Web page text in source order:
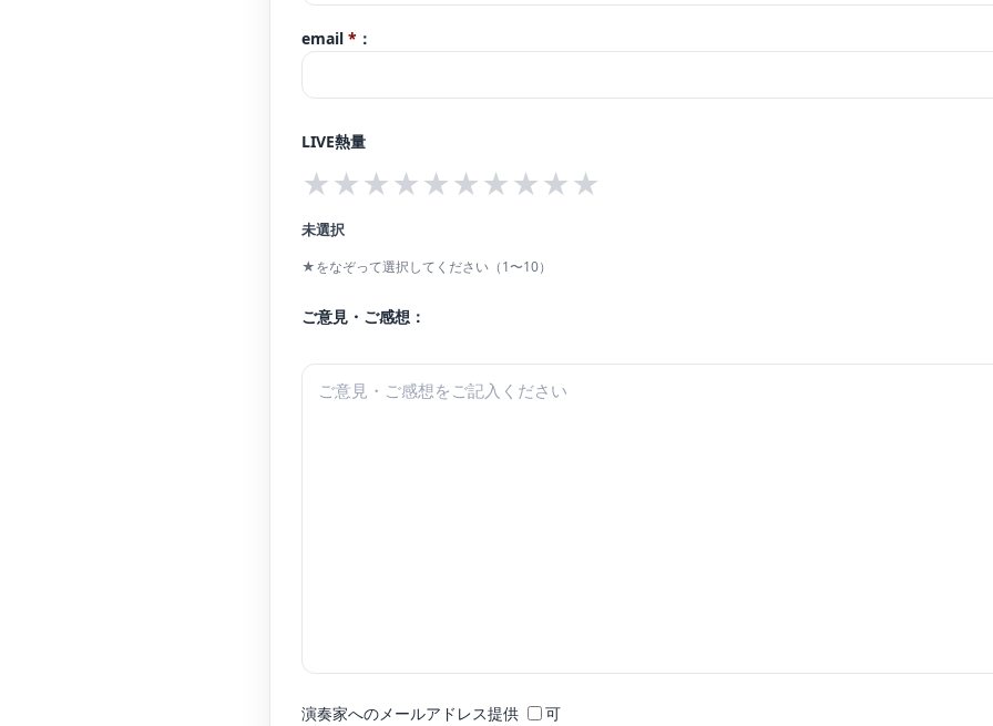
クラシック音楽に縁のない人へ演奏を届けることにも積極的で、その活動は国内外を問わず、2017夏季カンボジアプロ
ホール、小学校、プノンペン経済特区など5か所で演奏。国内ではデイ・サービスセンターや東日本大震災、熊本地震被
email * ：
LIVE熱量
★★★★★★★★★★
未選択
★をなぞって選択してください（1〜10）
ご意見・ご感想：
演奏家へのメールアドレス提供 可